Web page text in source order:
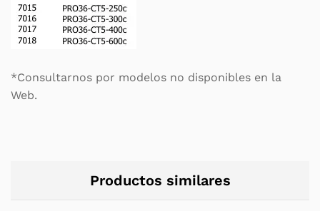
*Consultarnos por modelos no disponibles en la
Web.
Productos similares